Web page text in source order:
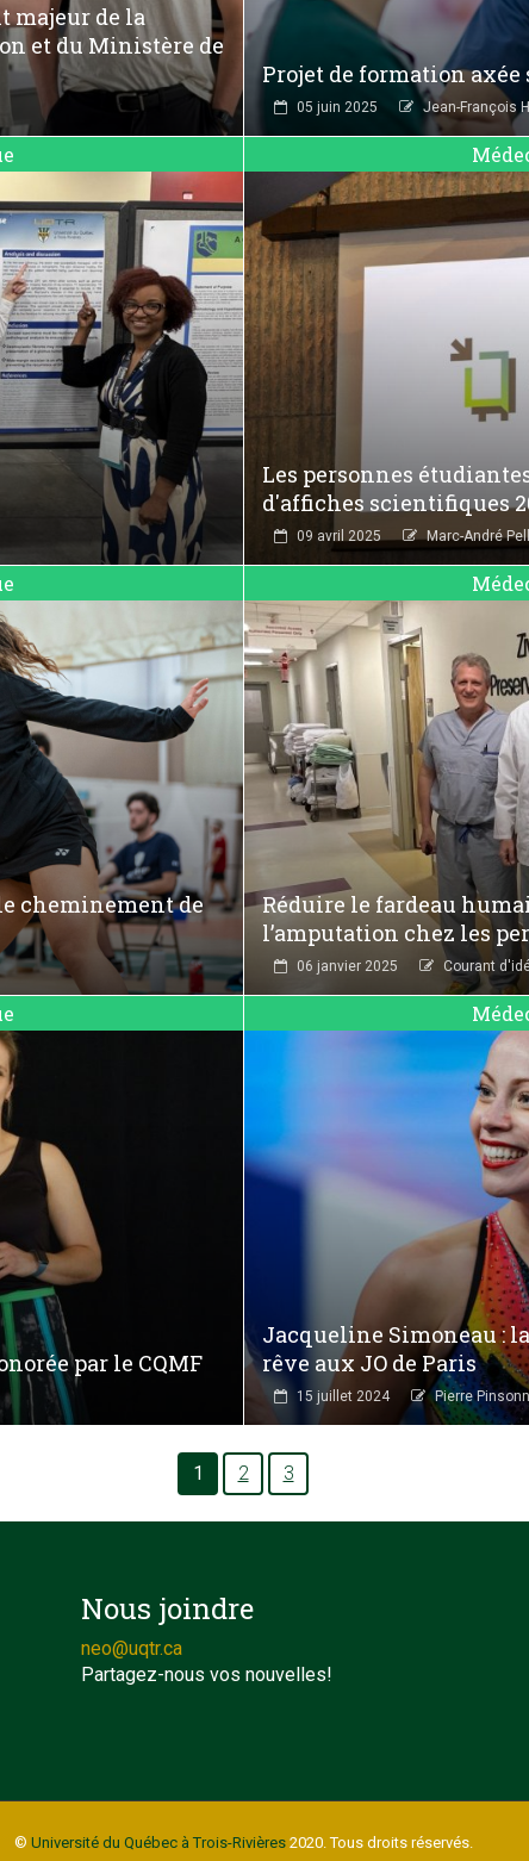
majeur de la
et du Ministère de
Projet de formation
05 juin 2025 Jean-François
Les personnes
d'affiches scientifiques
09 avril 2025 Marc-André
cheminement de
Réduire le fardeau
l’amputation chez les
06 janvier 2025 Courant
par le CQMF
Jacqueline Simoneau :
rêve aux JO de Paris
15 juillet 2024 Pierre
1 2 3
Nous joindre
neo@uqtr.ca
Partagez-nous vos nouvelles!
© Université du Québec à Trois-Rivières2020. Tous droits réservés.